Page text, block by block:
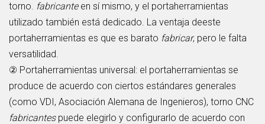
torno. fabricante en sí mismo, y el portaherramientas
utilizado también está dedicado. La ventaja deeste
portaherramientas es que es barato fabricar, pero le falta
versatilidad.
② Portaherramientas universal: el portaherramientas se
produce de acuerdo con ciertos estándares generales
(como VDI, Asociación Alemana de Ingenieros), torno CNC
fabricantes puede elegirlo y configurarlo de acuerdo con